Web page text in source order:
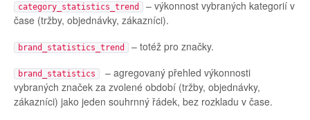
category_statistics_trend
– výkonnost vybraných kategorií v
čase (tržby, objednávky, zákazníci).
brand_statistics_trend – totéž pro značky.
brand_statistics
– agregovaný přehled výkonnosti
vybraných značek za zvolené období (tržby, objednávky,
zákazníci) jako jeden souhrnný řádek, bez rozkladu v čase.